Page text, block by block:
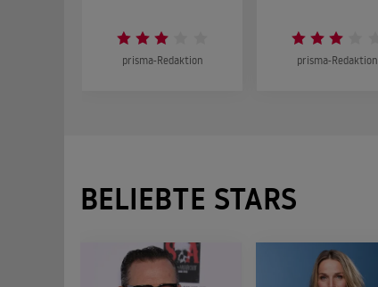
prisma-Redaktion prisma-Redaktion
BELIEBTE STARS